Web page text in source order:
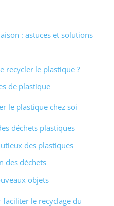
: astuces et solutions
recycler le plastique ?
de plastique
le plastique chez soi
déchets plastiques
des plastiques
des déchets
objets
faciliter le recyclage du